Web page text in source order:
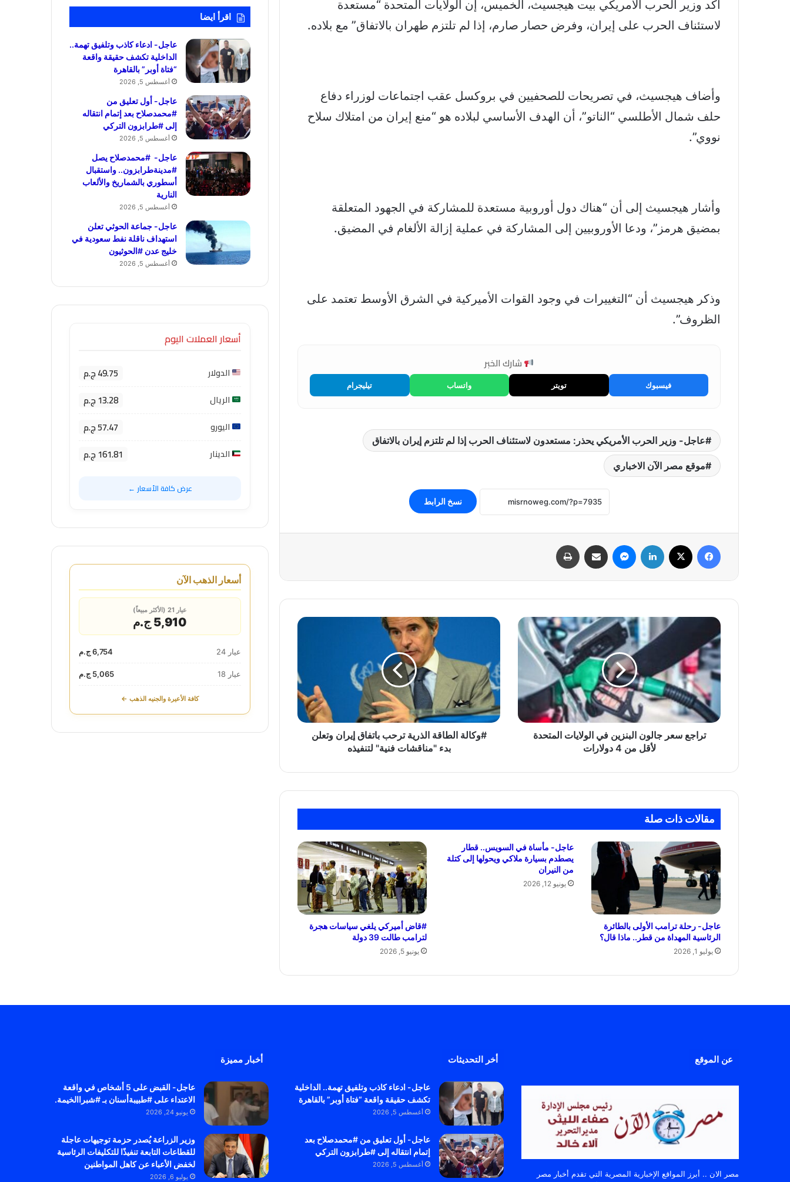
أكد وزير الحرب الأمريكي بيت هيجسيث، الخميس، إن الولايات المتحدة “مستعدة
لاستئناف الحرب على إيران، وفرض حصار صارم، إذا لم تلتزم طهران بالاتفاق” مع بلاده.
وأضاف هيجسيث، في تصريحات للصحفيين في بروكسل عقب اجتماعات لوزراء دفاع
حلف شمال الأطلسي “الناتو”، أن الهدف الأساسي لبلاده هو “منع إيران من امتلاك سلاح
نووي”.
وأشار هيجسيث إلى أن “هناك دول أوروبية مستعدة للمشاركة في الجهود المتعلقة
بمضيق هرمز”، ودعا الأوروبيين إلى المشاركة في عملية إزالة الألغام في المضيق.
وذكر هيجسيث أن “التغييرات في وجود القوات الأميركية في الشرق الأوسط تعتمد على
الظروف”.
شارك الخبر
فيسبوك تويتر واتساب تيليجرام
عاجل- وزير الحرب الأمريكي يحذر: مستعدون لاستئناف الحرب إذا لم تلتزم إيران بالاتفاق
موقع مصر الآن الاخباري
نسخ الرابط
فيسبوك لينكدإن ماسنجر مشاركة عبر البريد
تراجع
سعر
جالون
البنزين
في
الولايات
المتحدة
لأقل
من
تراجع سعر جالون البنزين في الولايات المتحدة
لأقل من 4 دولارات
#وكالة
ترحب
باتفاق
إيران
وتعلن
بدء
"مناقشات
فنية"#وكالة الطاقة الذرية ترحب باتفاق إيران وتعلن
بدء "مناقشات فنية" لتنفيذه
مقالات ذات صلة
عاجل- رحلة ترامب الأولى بالطائرة
الرئاسية المهداة من قطر.. ماذا قال؟
يوليو 1, 2026
عاجل- مأساة في السويس.. قطار
يصطدم بسيارة ملاكي ويحولها إلى كتلة
من النيران
يونيو 12, 2026
#قاض أميركي يلغي سياسات هجرة
لترامب طالت 39 دولة
يونيو 5, 2026
اقرأ ايضا
عاجل- ادعاء كاذب وتلفيق تهمة..
الداخلية تكشف حقيقة واقعة
“فتاة أوبر” بالقاهرة
أغسطس 5, 2026
عاجل- أول تعليق من
#محمدصلاح بعد إتمام انتقاله
إلى #طرابزون التركي
أغسطس 5, 2026
عاجل- #محمدصلاح يصل
#مدينةطرابزون.. واستقبال
أسطوري بالشماريخ والألعاب
النارية
أغسطس 5, 2026
عاجل- جماعة الحوثي تعلن
استهداف ناقلة نفط سعودية في
خليج عدن #الحوثيون
أغسطس 5, 2026
أسعار العملات اليوم
الدولار 49.75 ج.م
الريال 13.28 ج.م
اليورو 57.47 ج.م
الدينار 161.81 ج.م
عرض كافة الأسعار ←
أسعار الذهب الآن
عيار 21 (الأكثر مبيعاً)
5,910 ج.م
عيار 24 6,754 ج.م
عيار 18 5,065 ج.م
كافة الأعيرة والجنيه الذهب ←
عن الموقع
مصر الان .. أبرز المواقع الإخبارية المصرية التي تقدم أخبار مصر
أخر التحديثات
عاجل- ادعاء كاذب وتلفيق تهمة.. الداخلية
تكشف حقيقة واقعة “فتاة أوبر” بالقاهرة
أغسطس 5, 2026
عاجل- أول تعليق من #محمدصلاح بعد
إتمام انتقاله إلى #طرابزون التركي
أغسطس 5, 2026
أخبار مميزة
عاجل- القبض على 5 أشخاص في واقعة
الاعتداء على #طبيبةأسنان بـ #شبراالخيمة.
يونيو 24, 2026
وزير الزراعة يُصدر حزمة توجيهات عاجلة
للقطاعات التابعة تنفيذًا للتكليفات الرئاسية
لخفض الأعباء عن كاهل المواطنين
يوليو 6, 2026